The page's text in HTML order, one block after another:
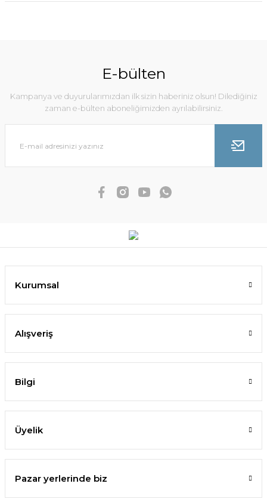
E-bülten
Kampanya ve duyurularımızdan ilk sizin haberiniz olsun! Dilediğiniz
zaman e-bülten aboneliğimizden ayrılabilirsiniz.
Kurumsal
Alışveriş
Bilgi
Üyelik
Pazar yerlerinde biz